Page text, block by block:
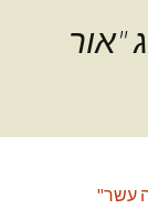
"אור
עשר"